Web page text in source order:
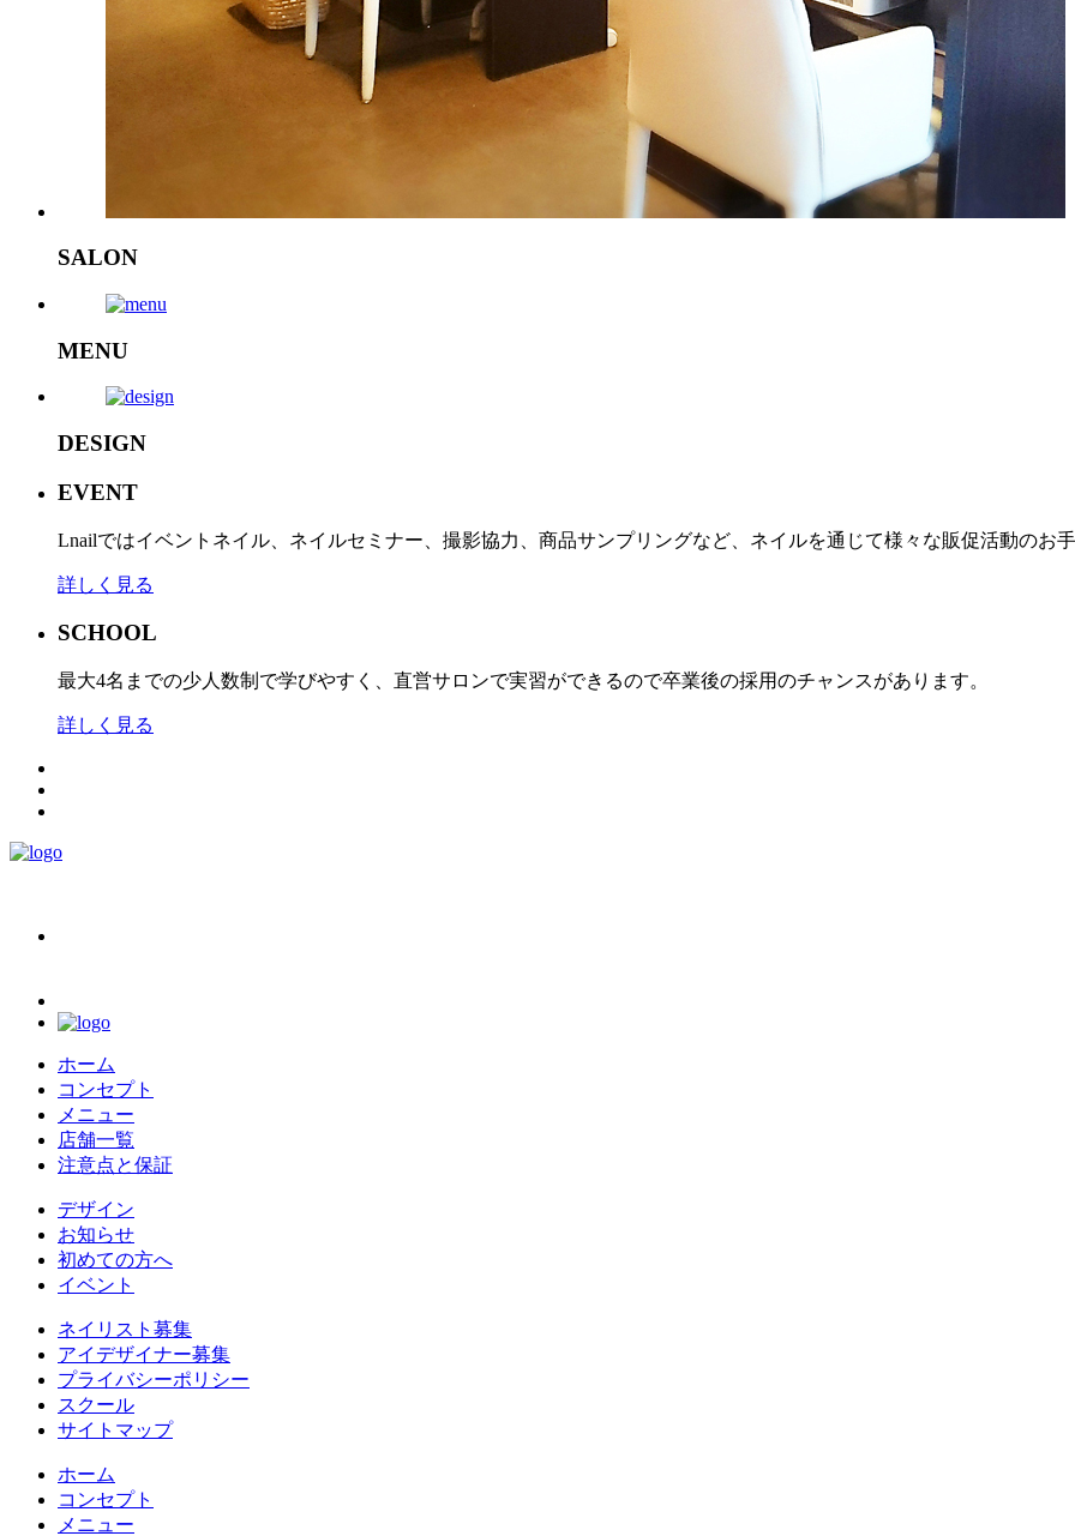
SALON
MENU
DESIGN
EVENT
Lnailではイベントネイル、ネイルセミナー、撮影協力、商品サンプリングなど、ネイルを通じて様々な販促活動のお手
詳しく見る
SCHOOL
最大4名までの少人数制で学びやすく、直営サロンで実習ができるので卒業後の採用のチャンスがあります。
詳しく見る
ホーム
コンセプト
メニュー
店舗一覧
注意点と保証
デザイン
お知らせ
初めての方へ
イベント
ネイリスト募集
アイデザイナー募集
プライバシーポリシー
スクール
サイトマップ
ホーム
コンセプト
メニュー